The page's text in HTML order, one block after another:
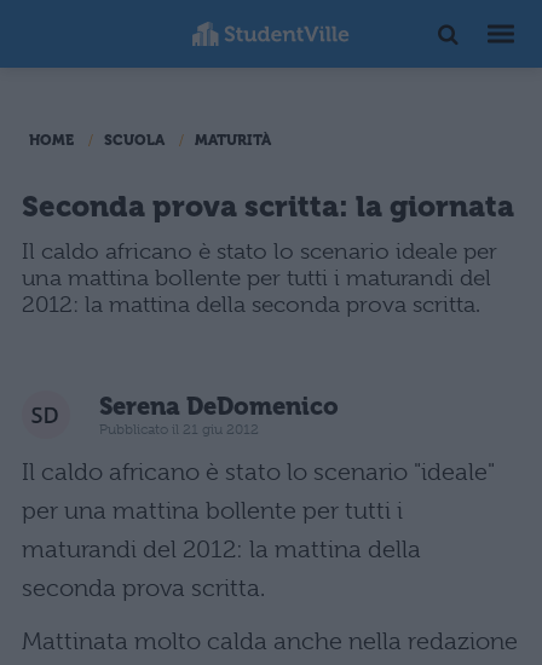
HOME SCUOLA MATURITÀ
Seconda prova scritta: la giornata
Il caldo africano è stato lo scenario ideale per
una mattina bollente per tutti i maturandi del
2012: la mattina della seconda prova scritta.
Serena DeDomenico
Pubblicato il 21 giu 2012
Il caldo africano è stato lo scenario "ideale"
per una mattina bollente per tutti i
maturandi del 2012: la mattina della
seconda prova scritta.
Mattinata molto calda anche nella redazione